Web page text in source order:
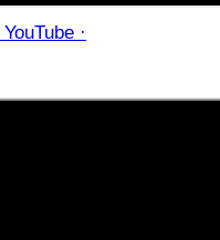
·